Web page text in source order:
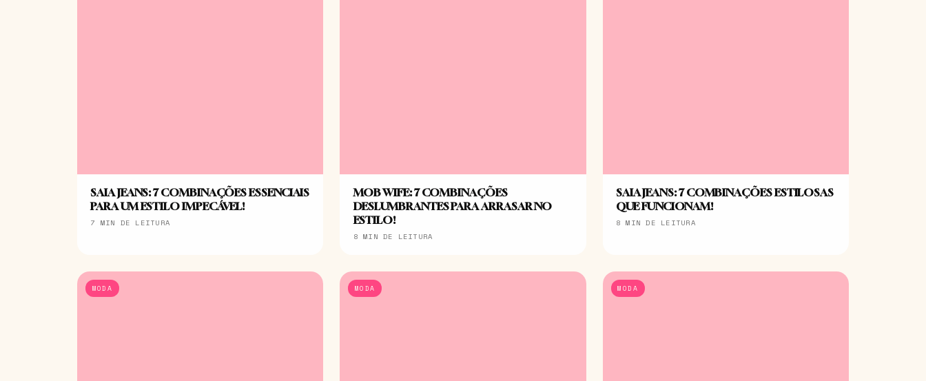
SAIA JEANS: 7 COMBINAÇÕES ESSENCIAIS
PARA UM ESTILO IMPECÁVEL!
7 MIN DE LEITURA
MOB WIFE: 7 COMBINAÇÕES
DESLUMBRANTES PARA ARRASAR NO
ESTILO!
8 MIN DE LEITURA
SAIA JEANS: 7 COMBINAÇÕES ESTILOSAS
QUE FUNCIONAM!
8 MIN DE LEITURA
MODA MODA MODA